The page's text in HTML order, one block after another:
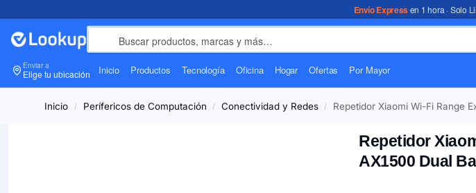
Envío Expressen 1 hora · Solo
Enviar a
Elige tu ubicación Inicio Productos Tecnología Oficina Hogar Ofertas Por Mayor
Inicio / Perífericos de Computación / Conectividad y Redes / Repetidor Xiaomi Wi-Fi Range
Repetidor
AX1500 Dual